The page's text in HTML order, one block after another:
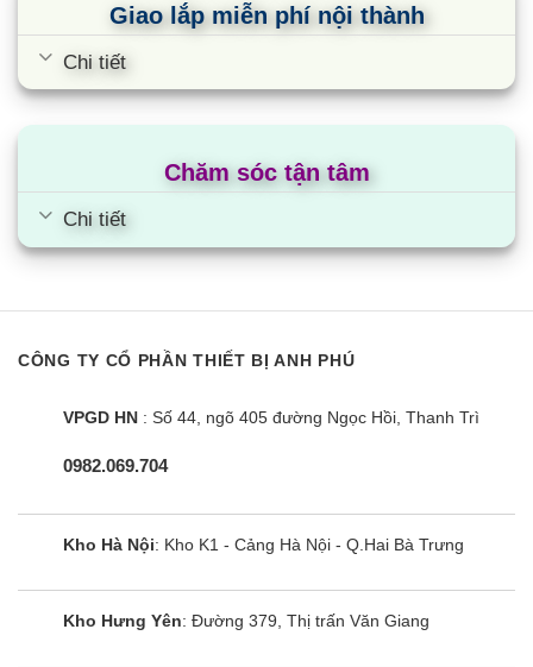
hiện đại vừa giúp hiển thị những thông số cần thiết
cho sản phẩm.
GVC18AL K6NNC7A sử dụng Gas R32, môi chất
lạnh thế hệ mới cho năng suất làm lạnh cao hơn
Chế độ khóa phím tiện dụng
để vô hiệu hóa các phím chức năng trên remote,
tránh trường hợp trẻ nhỏ đùa nghịch làm gián
Cùng Chủ Đề:
Giao lắp miễn phí nội thành
Chi tiết
Chăm sóc tận tâm
Chi tiết
CÔNG TY CỔ PHẦN THIẾT BỊ ANH PHÚ
VPGD HN : Số 44, ngõ 405 đường Ngọc Hồi, Thanh Trì
0982.069.704
Kho Hà Nội: Kho K1 - Cảng Hà Nội - Q.Hai Bà Trưng
Kho Hưng Yên: Đường 379, Thị trấn Văn Giang